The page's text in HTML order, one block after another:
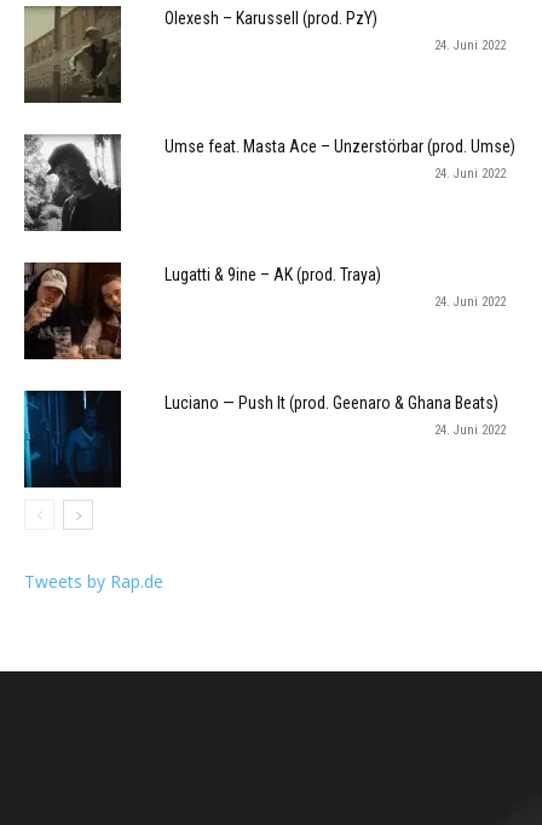
Olexesh – Karussell (prod. PzY)
24. Juni 2022
Umse feat. Masta Ace – Unzerstörbar (prod. Umse)
24. Juni 2022
Lugatti & 9ine – AK (prod. Traya)
24. Juni 2022
Luciano — Push It (prod. Geenaro & Ghana Beats)
24. Juni 2022
Tweets by Rap.de